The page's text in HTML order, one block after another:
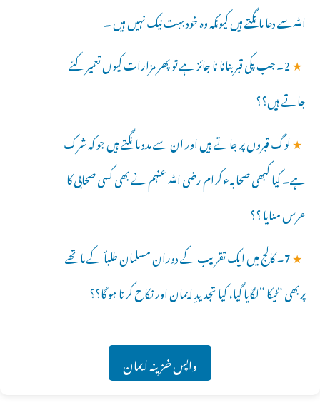
ﷲسے دعا مانگتے ہیں کیونکہ وہ خود بہت نیک نہیں ہیں ۔
★ 2۔ جب پکی قبر بنانا نا جائز ہے تو پھر مزارات کیوں تعمیر کئے
جاتے ہیں؟؟
★لوگ قبروں پر جاتے ہیں اور ان سے مدد مانگتے ہیں جو کہ شرک
ہے۔ کیا کبھی صحابہء کرام رضی ﷲ عنہم نے بھی کسی صحابی کا
عرس منایا ؟؟
★ 7۔ کالج میں ایک تقریب کے دوران مسلمان طلبأ کے ماتھے
پربھی “ٹیکا “لگایا گیا، کیا تجدیدِ ایمان اور نکاح کرنا ہو گا؟؟
واپس خزینہ ایمان